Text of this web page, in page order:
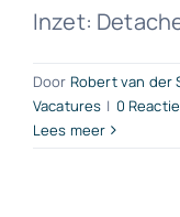
Inzet:
Door Robert van der
Vacatures | 0
Lees meer